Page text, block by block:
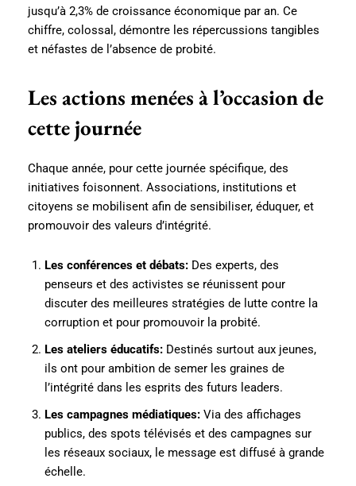
jusqu’à 2,3% de croissance économique par an. Ce
chiffre, colossal, démontre les répercussions tangibles
et néfastes de l’absence de probité.
Les actions menées à l’occasion de
cette journée
Chaque année, pour cette journée spécifique, des
initiatives foisonnent. Associations, institutions et
citoyens se mobilisent afin de sensibiliser, éduquer, et
promouvoir des valeurs d’intégrité.
Les conférences et débats: Des experts, des
penseurs et des activistes se réunissent pour
discuter des meilleures stratégies de lutte contre la
corruption et pour promouvoir la probité.
Les ateliers éducatifs: Destinés surtout aux jeunes,
ils ont pour ambition de semer les graines de
l’intégrité dans les esprits des futurs leaders.
Les campagnes médiatiques: Via des affichages
publics, des spots télévisés et des campagnes sur
les réseaux sociaux, le message est diffusé à grande
échelle.